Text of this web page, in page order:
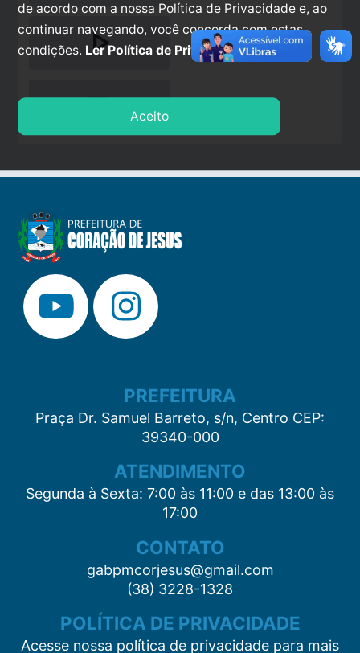
play_arrow
stop
PREFEITURA
Praça Dr. Samuel Barreto, s/n, Centro CEP:
39340-000
ATENDIMENTO
Segunda à Sexta: 7:00 às 11:00 e das 13:00 às
17:00
CONTATO
gabpmcorjesus@gmail.com
(38) 3228-1328
POLÍTICA DE PRIVACIDADE
Acesse nossa política de privacidade para mais
de acordo com a nossa Política de Privacidade e, ao
continuar navegando, você concorda com estas
condições. Ler Política de Privacidade.
Aceito